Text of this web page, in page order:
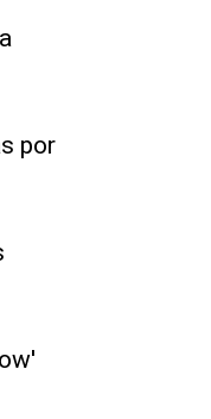
por